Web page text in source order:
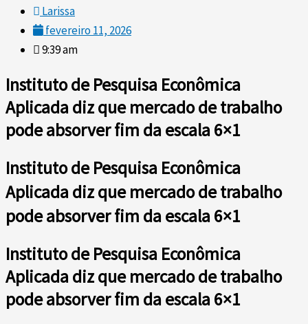
Larissa
fevereiro 11, 2026
9:39 am
Instituto de Pesquisa Econômica
Aplicada diz que mercado de trabalho
pode absorver fim da escala 6×1
Instituto de Pesquisa Econômica
Aplicada diz que mercado de trabalho
pode absorver fim da escala 6×1
Instituto de Pesquisa Econômica
Aplicada diz que mercado de trabalho
pode absorver fim da escala 6×1